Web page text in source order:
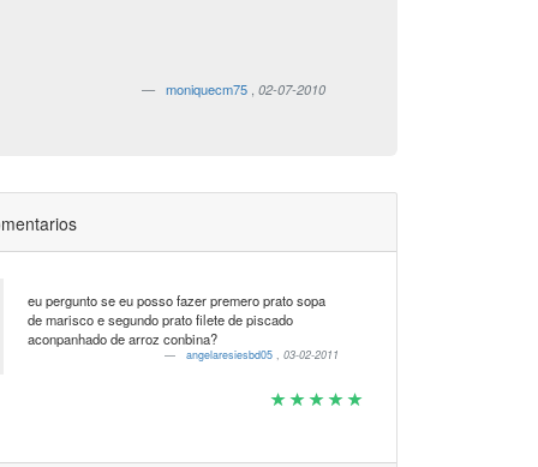
moniquecm75 02-07-2010
eu pergunto se eu posso fazer premero prato sopa
de marisco e segundo prato filete de piscado
aconpanhado de arroz conbina?
angelaresiesbd05,03-02-2011